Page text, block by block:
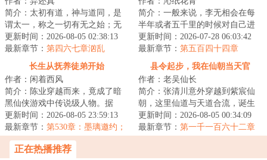
简介：太初有道，神与道同，是
谓太一，称之一切有无之始；无
极之先，阴阳之母，是谓太上，
称之辟地天开之...
更新时间：2026-08-05 02:38:13
最新章节： 第四六七章汹乱
简介：一般来说，李无相会在每
半年或者五千里的时候对自己进
行一次小保养。主要项目是表皮
养护，内脏翻新...
更新时间：2026-07-28 06:03:42
最新章节： 第五百四十四章
长生从抚养徒弟开始
作者：闲着西风
简介：陈业穿越而来，竟成了暗
黑仙侠游戏中传说级人物。据
传，他是一介药农，却教导出举
世闻名的两个仙子...
更新时间：2026-08-05 23:59:13
最新章节： 第530章：墨璃邀约；
误会
县令起步，我在仙朝当天官
作者：老吴仙长
简介：张清川意外穿越到紫宸仙
朝，这里仙道与天道合流，诞生
仙朝天官，执天道权柄、代天道
牧羊，为仙道共...
更新时间：2026-08-05 00:34:09
最新章节： 第一千一百六十二章
正在热播推荐